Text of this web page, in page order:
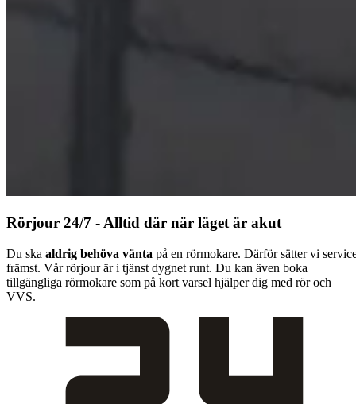
Rörjour 24/7 - Alltid där när läget är akut
Du ska aldrig behöva vänta på en rörmokare. Därför sätter vi
främst. Vår rörjour är i tjänst dygnet runt. Du kan även boka
tillgängliga rörmokare som på kort varsel hjälper dig med rör och
VVS.